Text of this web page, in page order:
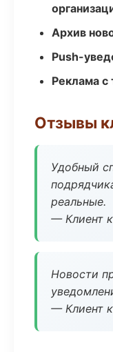
Архив
Push-
Реклама с
Отзывы
Удобный
реальные.
— Клиент
Новости
— Клиент